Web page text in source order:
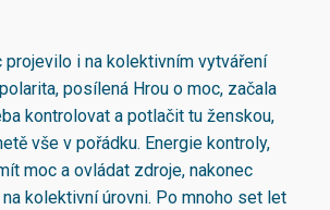
projevilo i na kolektivním vytváření
posílená Hrou o moc, začala
kontrolovat a potlačit tu ženskou,
vše v pořádku. Energie kontroly,
moc a ovládat zdroje, nakonec
kolektivní úrovni. Po mnoho set let